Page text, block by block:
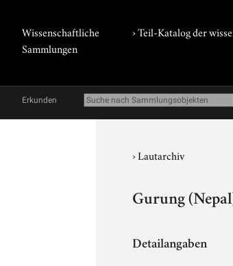
Wissenschaftliche
Sammlungen
› Teil-Katalog der
Erkunden
›Lautarchiv
Gurung
Detailangaben